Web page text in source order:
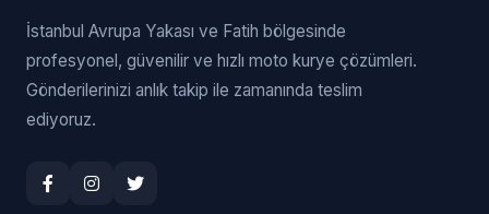
İstanbul Avrupa Yakası ve Fatih bölgesinde
profesyonel, güvenilir ve hızlı moto kurye çözümleri.
Gönderilerinizi anlık takip ile zamanında teslim
ediyoruz.